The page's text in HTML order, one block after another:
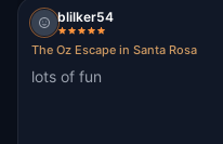
blilker54
The Oz Escape in Santa Rosa
lots of fun